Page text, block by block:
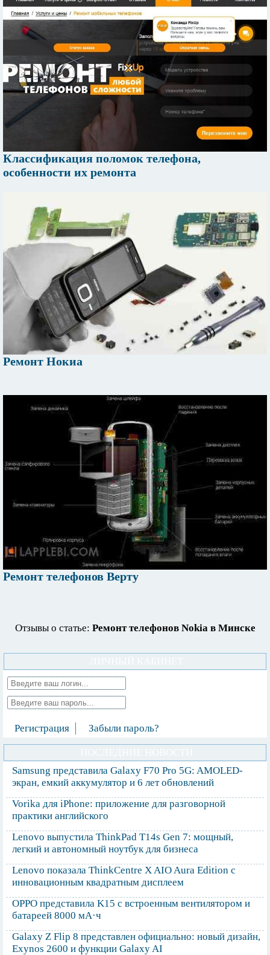
Классификация поломок телефона,
особенности их ремонта
Ремонт Нокиа
Ремонт телефонов Верту
Отзывы о статье: Ремонт телефонов Nokia в Минске
Регистрация Забыли пароль?
Samsung представила Galaxy F70 Pro 5G: AMOLED-
экран, емкий аккумулятор и 6 лет обновлений
Vorika для iPhone: приложение для разговорной
практики английского
Lenovo выпустила ThinkPad T14s Gen 7: мощный,
легкий и автономный ноутбук для бизнеса
Lenovo показала ThinkCentre X AIO Aura Edition с
инновационным квадратным дисплеем
OPPO представила K15 с встроенным вентилятором и
батареей 8000 мА·ч
Galaxy Z Flip 8 представлен официально: новый дизайн,
Exynos 2600 и функции Galaxy AI